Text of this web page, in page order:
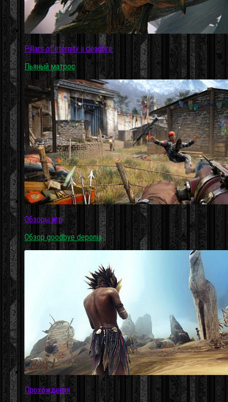
Pillars of eternity ii deadfire
Пьяный матрос
Обзоры игр
Обзор goodbye deponia
Прохождения